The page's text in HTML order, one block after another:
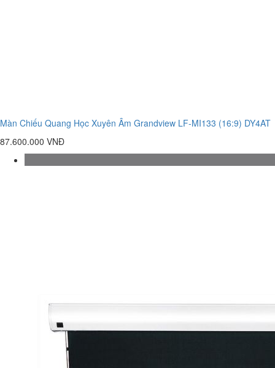
Màn Chiếu Quang Học Xuyên Âm Grandview LF-MI133 (16:9) DY4AT
87.600.000 VNĐ